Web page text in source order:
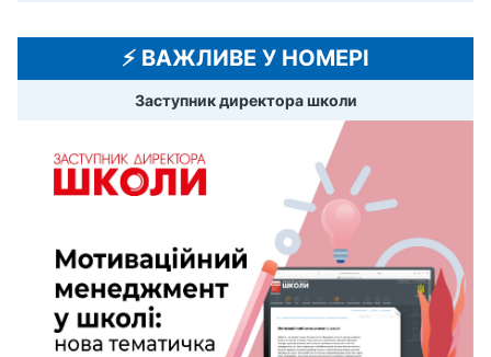
⚡️ ВАЖЛИВЕ У НОМЕРІ
Заступник директора школи